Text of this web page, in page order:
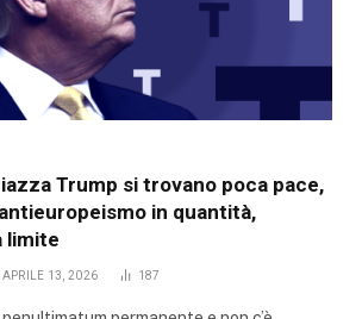
Trump si trovano poca pace,
in quantità,
limite
APRILE 13, 2026 187